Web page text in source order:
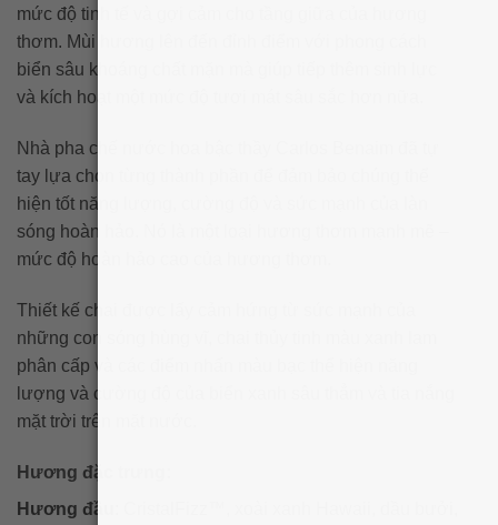
mức độ tinh tế và gợi cảm cho tầng giữa của hương
thơm. Mùi hương lên đến đỉnh điểm với phong cách
biển sâu khoáng chất mặn mà giúp tiếp thêm sinh lực
và kích hoạt một mức độ tươi mát sâu sắc hơn nữa.
Nhà pha chế nước hoa bậc thầy Carlos Benaim đã tự
tay lựa chọn từng thành phần để đảm bảo chúng thể
hiện tốt năng lượng, cường độ và sức mạnh của làn
sóng hoàn hảo. Nó là một loại hương thơm mạnh mẽ –
mức độ hoàn hảo cao của hương thơm.
Thiết kế chai được lấy cảm hứng từ sức mạnh của
những con sóng hùng vĩ, chai thủy tinh màu xanh lam
phân cấp và các điểm nhấn màu bạc thể hiện năng
lượng và cường độ của biển xanh sâu thẳm và tia nắng
mặt trời trên mặt nước.
Hương đặc trưng:
Hương đầu